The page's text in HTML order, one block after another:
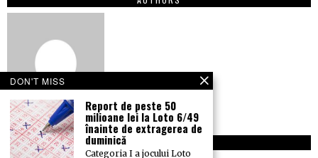
NEWSLETTER
DON'T MISS
Report de peste 50
milioane lei la Loto 6/49
înainte de extragerea de
duminică
Categoria I a jocului Loto